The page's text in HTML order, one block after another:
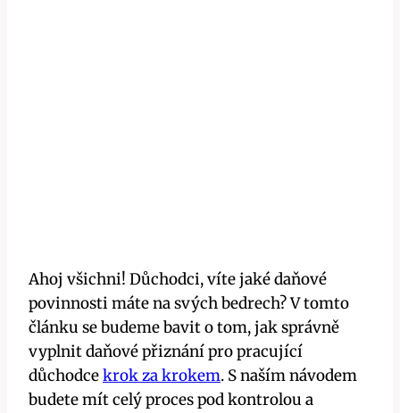
Ahoj všichni! Důchodci, víte jaké daňové
povinnosti máte na svých bedrech? V tomto
článku se budeme bavit o tom, jak správně
vyplnit daňové přiznání pro pracující
důchodcekrok za krokem. S naším návodem
budete mít celý proces pod kontrolou a